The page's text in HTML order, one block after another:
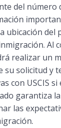
del número
ubicación del
Al
realizar un
su solicitud y
con USCIS si
garantiza
las